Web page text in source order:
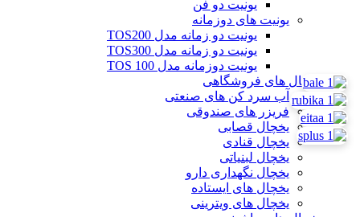
یونیت دو فن
یونیت های دوزمانه
یونیت دو زمانه مدل TOS200
یونیت دو زمانه مدل TOS300
یونیت دوزمانه مدل TOS 100
یخچال های فروشگاهی
آب سرد کن های صنعتی
فریزر های صندوقی
یخچال قصابی
یخچال قنادی
یخچال لبنیاتی
یخچال نگهداری دارو
یخچال های ایستاده
یخچال های ویترینی